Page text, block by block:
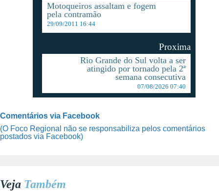
Motoqueiros assaltam e fogem
pela contramão
29/09/2011 16:44
Proxima
Rio Grande do Sul volta a ser
atingido por tornado pela 2ª
semana consecutiva
07/08/2026 07:40
Comentários via Facebook
(O Foco Regional não se responsabiliza pelos comentários
postados via Facebook)
Veja Também